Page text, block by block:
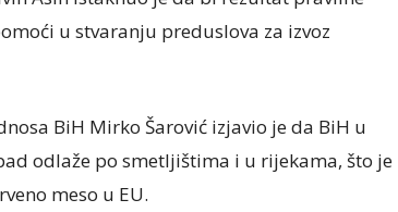
u stvaranju preduslova za izvoz
BiH Mirko Šarović izjavio je da BiH u
odlaže po smetljištima i u rijekama, što je
meso u EU.